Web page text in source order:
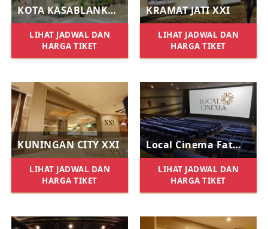
KOTA KASABLANKA XXI
LIHAT JADWAL DAN
HARGA TIKET
KRAMAT JATI XXI
LIHAT JADWAL DAN
HARGA TIKET
KUNINGAN CITY XXI
LIHAT JADWAL DAN
HARGA TIKET
Local Cinema Fatmawati
LIHAT JADWAL DAN
HARGA TIKET